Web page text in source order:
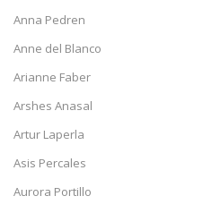
Anna Pedren
Anne del Blanco
Arianne Faber
Arshes Anasal
Artur Laperla
Asis Percales
Aurora Portillo